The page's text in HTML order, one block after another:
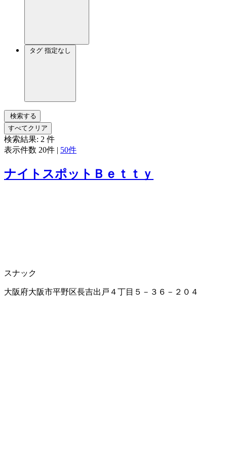
タグ 指定なし
検索する
すべてクリア
検索結果: 2 件
表示件数 20件 | 50件
ナイトスポットＢｅｔｔｙ
スナック
大阪府大阪市平野区長吉出戸４丁目５－３６－２０４